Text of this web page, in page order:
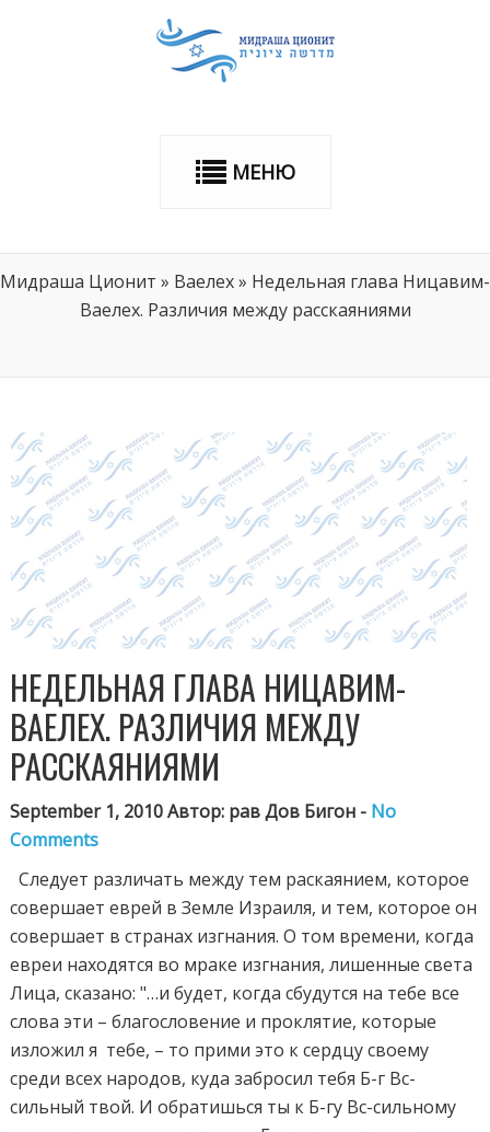
МЕНЮ
Мидраша Ционит » Ваелех» Недельная глава Ницавим-
Ваелех. Различия между расскаяниями
НЕДЕЛЬНАЯ ГЛАВА НИЦАВИМ-
ВАЕЛЕХ. РАЗЛИЧИЯ МЕЖДУ
РАССКАЯНИЯМИ
September 1, 2010 Автор: рав Дов Бигон - No
Comments
Следует различать между тем раскаянием, которое
совершает еврей в Земле Израиля, и тем, которое он
совершает в странах изгнания. О том времени, когда
евреи находятся во мраке изгнания, лишенные света
Лица, сказано: "…и будет, когда сбудутся на тебе все
слова эти – благословение и проклятие, которые
изложил я тебе, – то прими это к сердцу своему
среди всех народов, куда забросил тебя Б-г Вс-
сильный твой. И обратишься ты к Б-гу Вс-сильному